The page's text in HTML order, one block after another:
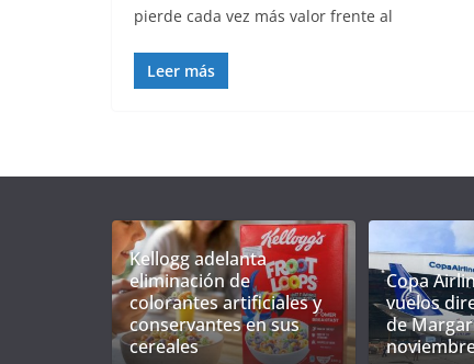
pierde cada vez más valor frente al
Leer más
Kellogg adelanta
eliminación de
colorantes artificiales y
conservantes en sus
cereales
Copa
vuelos
de